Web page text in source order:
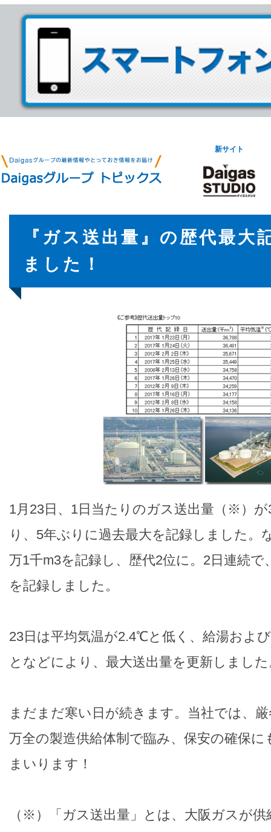
新サイト
『ガス送出量』の歴代最大
ました！
1月23日、1日当たりのガス送出量（※）が
り、5年ぶりに過去最大を記録しました。
万1千m3を記録し、歴代2位に。2日連続で
を記録しました。
23日は平均気温が2.4℃と低く、給湯およ
となどにより、最大送出量を更新しまし
まだまだ寒い日が続きます。当社では、
万全の製造供給体制で臨み、保安の確保
まいります！
（※）「ガス送出量」とは、大阪ガスが